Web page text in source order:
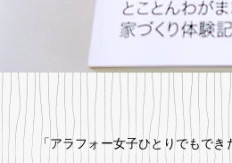
「アラフォー女子ひとりでもで